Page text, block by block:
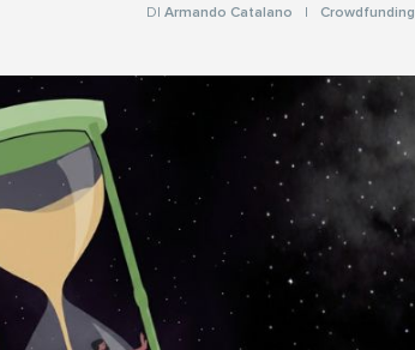
DI Armando Catalano Crowdfunding